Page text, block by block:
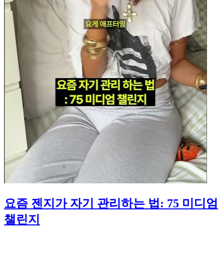
요즘 젠지가 자기 관리하는 법: 75 미디엄
챌린지